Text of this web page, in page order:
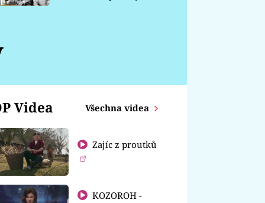
Videa Všechna videa
Zajíc z proutků
KOZOROH -